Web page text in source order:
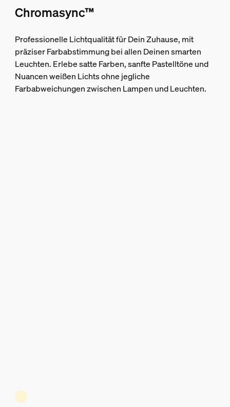
Chromasync™
Professionelle Lichtqualität für Dein Zuhause, mit
präziser Farbabstimmung bei allen Deinen smarten
Leuchten. Erlebe satte Farben, sanfte Pastelltöne und
Nuancen weißen Lichts ohne jegliche
Farbabweichungen zwischen Lampen und Leuchten.